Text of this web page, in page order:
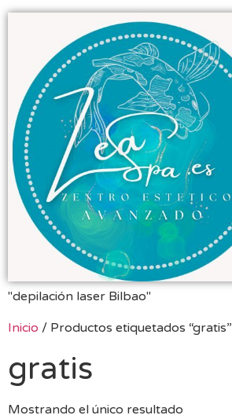
"depilación laser Bilbao"
Inicio / Productos etiquetados “gratis”
gratis
Mostrando el único resultado